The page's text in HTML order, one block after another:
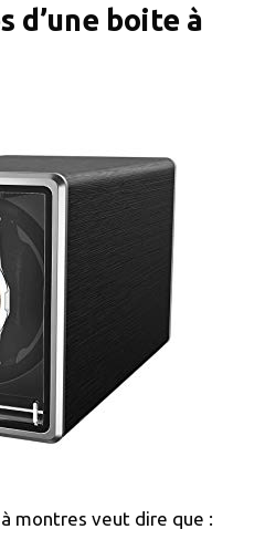
d’une boite à
montres veut dire que :